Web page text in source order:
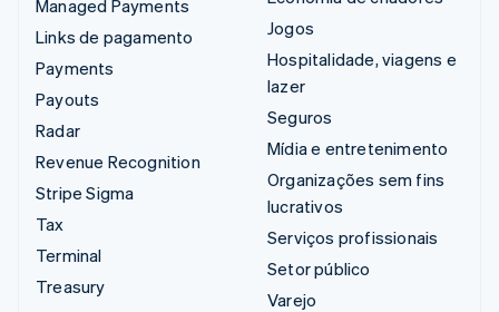
Managed Payments
Links de pagamento
Payments
Payouts
Radar
Revenue Recognition
Stripe Sigma
Tax
Terminal
Treasury
Jogos
Hospitalidade, viagens e
lazer
Seguros
Mídia e entretenimento
Organizações sem fins
lucrativos
Serviços profissionais
Setor público
Varejo